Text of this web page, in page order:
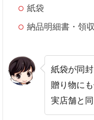
紙袋
納品明細書・領
紙袋が同
贈り物にも
実店舗と